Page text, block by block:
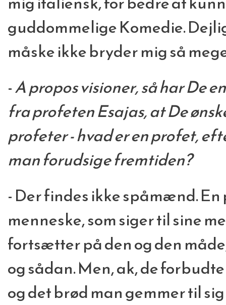
guddommelige Komedie.
måske ikke bryder mig så
-A propos visioner, så har De
fra profeten Esajas, at De
profeter - hvad er en profet,
man forudsige fremtiden?
- Der findes ikke spåmænd.
menneske, som siger til sine
fortsætter på den og den
og sådan. Men, ak, de
og det brød man gemmer til